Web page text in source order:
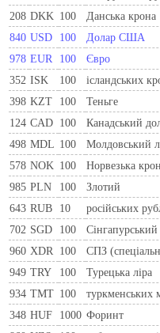
208 DKK 100 Данська крона
840 USD 100 Долар США
978 EUR 100 Євро
352 ISK 100 ісландських
398 KZT 100 Теньге
124 CAD 100 Канадський
498 MDL 100 Молдовський
578 NOK 100 Норвезька
985 PLN 100 Злотий
643 RUB 10 російських
702 SGD 100
960 XDR 100 СПЗ
949 TRY 100 Турецька ліра
934 TMT 100 туркменських
348 HUF 1000 Форинт